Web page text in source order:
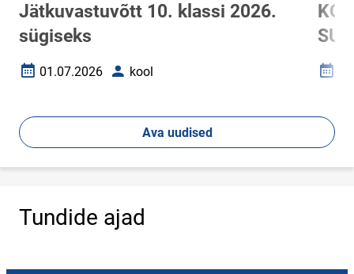
Jätkuvastuvõtt 10. klassi 2026.
sügiseks
Loomise kuupäev
01.07.2026 Autorkool
Ava uudised
Tundide ajad